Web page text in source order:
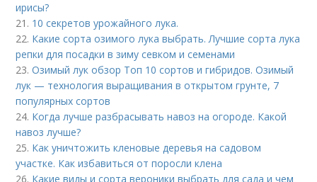
ирисы?
21. 10 секретов урожайного лука.
22. Какие сорта озимого лука выбрать. Лучшие сорта лука
репки для посадки в зиму севком и семенами
23.Озимый лук обзор Топ 10 сортов и гибридов. Озимый
лук — технология выращивания в открытом грунте, 7
популярных сортов
24. Когда лучше разбрасывать навоз на огороде. Какой
навоз лучше?
25. Как уничтожить кленовые деревья на садовом
участке. Как избавиться от поросли клена
26. Какие виды и сорта вероники выбрать для сада и чем